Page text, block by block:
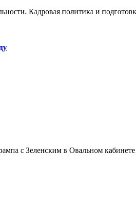
Кадровая политика и
с Зеленским в Овальном